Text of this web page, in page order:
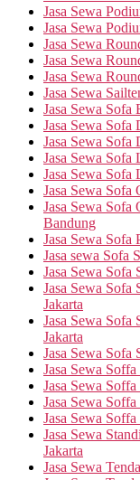
Jasa Sewa
Jasa Sewa
Jasa Sewa
Jasa Sewa
Jasa Sewa
Jasa Sewa
Jasa Sewa Sofa
Jasa Sewa
Jasa Sewa Sofa
Jasa Sewa Sofa
Jasa Sewa Sofa
Jasa Sewa Sofa
Jasa Sewa
Bandung
Jasa Sewa
Jasa sewa Sofa
Jasa Sewa Sofa
Jasa Sewa
Jakarta
Jasa Sewa
Jakarta
Jasa Sewa Sofa
Jasa Sewa
Jasa Sewa
Jasa Sewa
Jasa Sewa
Jasa Sewa
Jakarta
Jasa Sewa